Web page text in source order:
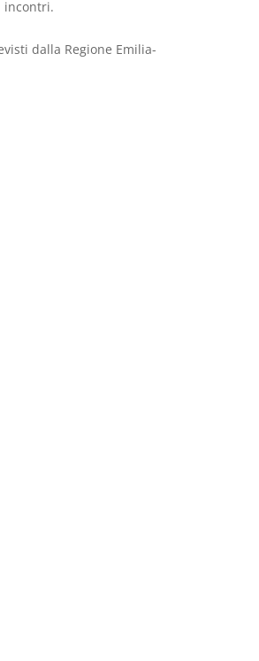
incontri.
dalla Regione Emilia-